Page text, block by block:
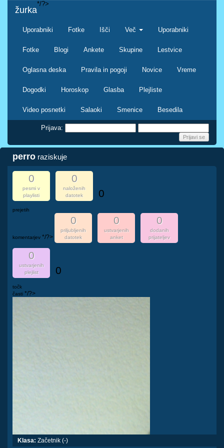
žurka
Uporabniki Fotke Išči Več Uporabniki
Fotke Blogi Ankete Skupine Lestvice
Oglasna deska Pravila in pogoji Novice Vreme
Dogodki Horoskop Glasba Plejliste
Video posnetki Salaoki Smenice Besedila
*/?>
Prijava:
perro raziskuje
0
pesmi v
playlisti
0
naloženih
datotek
0
prejetih
komentarjev */?>
0
priljubljenih
datotek
0
ustvarjenih
anket
0
dodanih
prijateljev
0
ustvarjenih
plejlist
0
točk
časti */?>
Klasa: Začetnik (-)